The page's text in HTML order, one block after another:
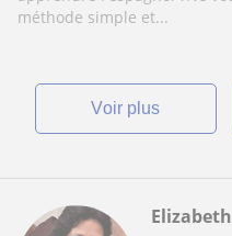
méthode simple et...
voir plus
Elizabeth